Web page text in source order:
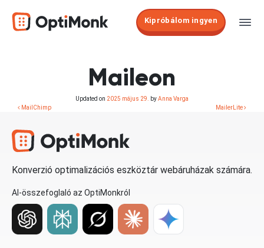
Kipróbálom ingyen
Maileon
Updated on 2025 május 29. byAnna Varga
MailChimp
MailerLite
Konverzió optimalizációs eszköztár webáruházak számára.
AI-összefoglaló az OptiMonkról